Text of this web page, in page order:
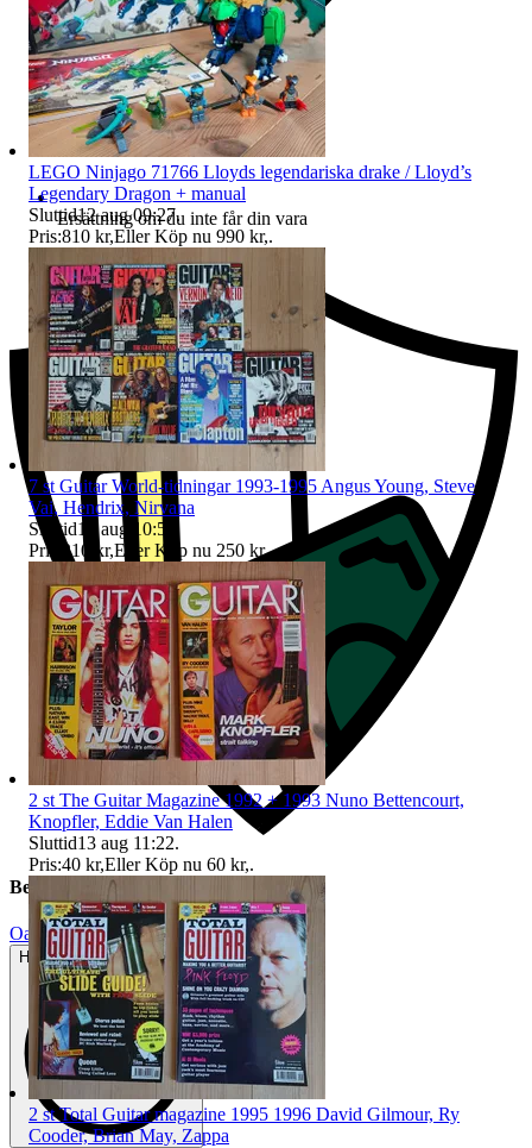
Ersättning om du inte får din vara
Beskrivning
Oanvänt
Helt ny och aldrig använd
LEGO Ninjago 71766 Lloyds legendariska drake / Lloyd’s
Legendary Dragon + manual
Sluttid12 aug 09:27.
Pris:810 kr,Eller Köp nu 990 kr,.
7 st Guitar World-tidningar 1993-1995 Angus Young, Steve
Vai, Hendrix, Nirvana
Sluttid13 aug 10:57
.
Pris:
210 kr,Eller Köp nu 250 kr,.
2 st The Guitar Magazine 1992 + 1993 Nuno Bettencourt,
Knopfler, Eddie Van Halen
Sluttid13 aug 11:22.
Pris:40 kr,Eller Köp nu 60 kr,.
2 st Total Guitar magazine 1995 1996 David Gilmour, Ry
Cooder, Brian May, Zappa